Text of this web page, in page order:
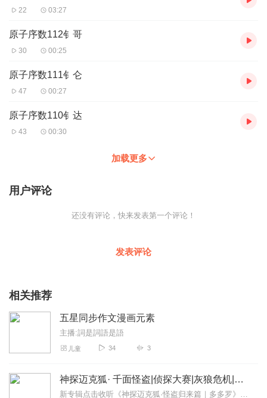
22 03:27
原子序数112钅哥
30 00:25
原子序数111钅仑
47 00:27
原子序数110钅达
43 00:30
加载更多
用户评论
还没有评论，快来发表第一个评论！
发表评论
相关推荐
五星同步作文漫画元素
主播:詞是詞語是語
儿童 34 3
神探迈克狐· 千面怪盗|侦探大赛|灰狼危机|多多罗
新专辑点击收听《神探迈克狐·怪盗归来篇｜多多罗》！！！>>>点击进入主播橱窗购买《神探迈克狐》系列图书吧!<<<多多罗故事【点击前往】收听多多罗其他好玩有趣的故...